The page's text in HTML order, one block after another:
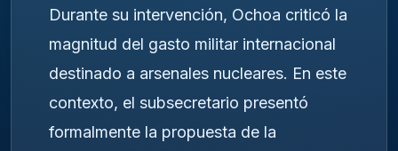
Durante su intervención, Ochoa criticó la
magnitud del gasto militar internacional
destinado a arsenales nucleares. En este
contexto, el subsecretario presentó
formalmente la propuesta de la